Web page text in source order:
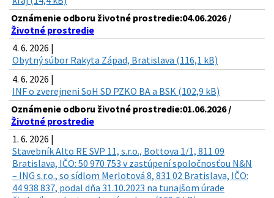
Oznámenie odboru životné prostredie:04.06.2026 /
Životné prostredie
4. 6. 2026 |
Obytný súbor Rakyta Západ, Bratislava (116,1 kB)
4. 6. 2026 |
INF o zverejneni SoH SD PZKO BA a BSK (102,9 kB)
Oznámenie odboru životné prostredie:01.06.2026 /
Životné prostredie
1. 6. 2026 |
Stavebník Alto RE SVP 11, s.r.o., Bottova 1/1, 811 09
Bratislava, IČO: 50 970 753 v zastúpení spoločnosťou N&N
– ING s.r.o., so sídlom Merlotová 8, 831 02 Bratislava, IČO:
44 938 837, podal dňa 31.10.2023 na tunajšom úrade